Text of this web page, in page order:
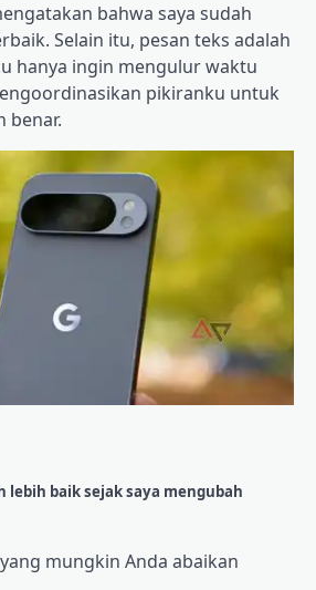
bahwa saya sudah
Selain itu, pesan teks adalah
hanya ingin mengulur waktu
pikiranku untuk
benar.
lebih baik sejak saya mengubah
mungkin Anda abaikan